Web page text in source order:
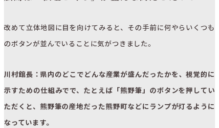
改めて立体地図に目を向けてみると、その手前に何やらいくつも
のボタンが並んでいることに気がつきました。
川村館長：県内のどこでどんな産業が盛んだったかを、視覚的に
示すための仕組みでで、たとえば「熊野筆」のボタンを押してい
ただくと、熊野筆の産地だった熊野町などにランプが灯るように
なっています。